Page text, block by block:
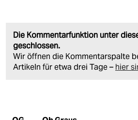
Die Kommentarfunktion unter
geschlossen.
Wir öffnen die Kommentarspalte
Artikeln für etwa drei Tage – hier